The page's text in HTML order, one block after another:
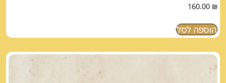
160.00 ₪
הוספה לסל